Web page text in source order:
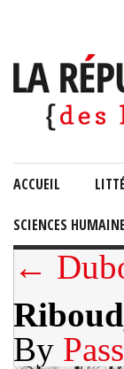
ACCUEIL
SCIENCES
←
By